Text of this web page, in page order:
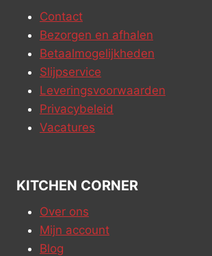
Contact
Bezorgen en afhalen
Betaalmogelijkheden
Slijpservice
Leveringsvoorwaarden
Privacybeleid
Vacatures
KITCHEN CORNER
Over ons
Mijn account
Blog